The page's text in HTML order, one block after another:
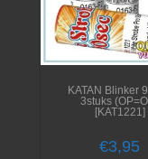
KATAN Blinker
3stuks
[KAT1221]
€3,95